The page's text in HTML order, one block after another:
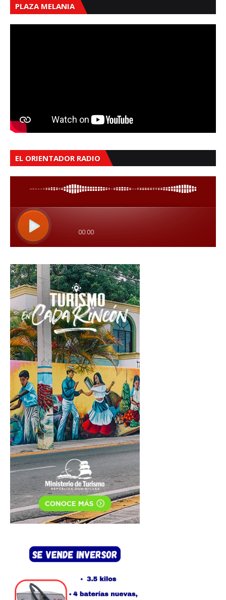
PLAZA MELANIA
EL ORIENTADOR RADIO